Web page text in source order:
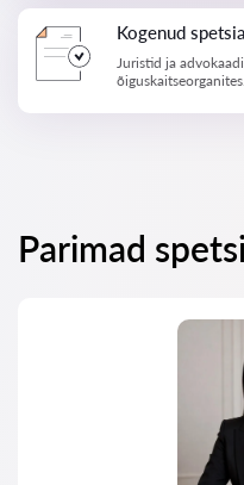
Kogenud
Juristid ja
õiguskaitseorganites.
Parimad